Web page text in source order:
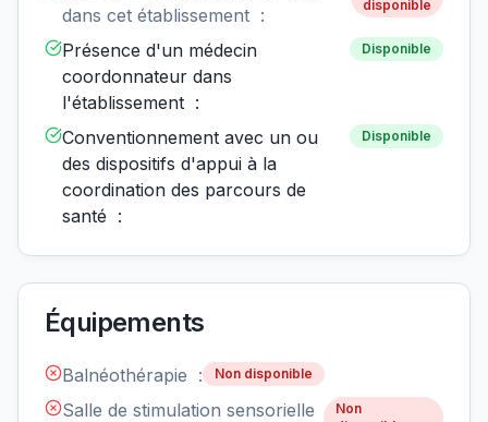
dans cet établissement :
disponible
Présence d'un médecin
coordonnateur dans
l'établissement :
Disponible
Conventionnement avec un ou
des dispositifs d'appui à la
coordination des parcours de
santé :
Disponible
Équipements
Balnéothérapie : Non disponible
Salle de stimulation sensorielle
Non